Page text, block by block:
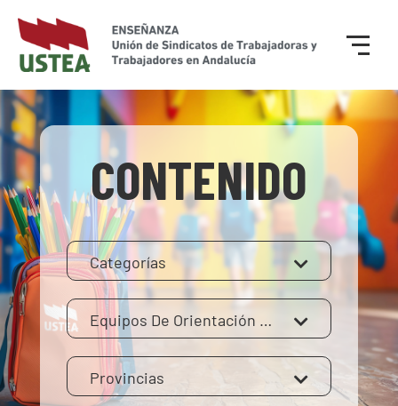
CONTENIDO
Categorías
Equipos De Orientación Educativa
Provincias